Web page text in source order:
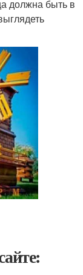
должна быть в